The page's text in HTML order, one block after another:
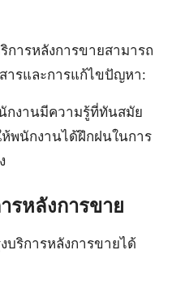
การหลังการขายสามารถ
ารและการแก้ไขปัญหา:
กงานมีความรู้ที่ทันสมัย
ห้พนักงานได้ฝึกฝนในการ
รหลังการขาย
บริการหลังการขายได้